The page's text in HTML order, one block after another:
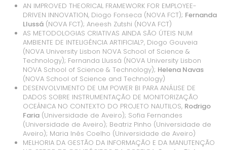
AN IMPROVED THEORICAL FRAMEWORK FOR EMPLOYEE-
DRIVEN INNOVATION, Diogo Fonseca (NOVA FCT); Fernanda
Llussá (NOVA FCT); Aneesh Zutshi (NOVA FCT)
AS METODOLOGIAS CRIATIVAS AINDA SÃO ÚTEIS NUM
AMBIENTE DE INTELIGÊNCIA ARTIFICIAL?, Diogo Gouveia
(NOVA University Lisbon NOVA School of Science &
Technology); Fernanda Llussá (NOVA University Lisbon
NOVA School of Science & Technology); Helena Navas
(NOVA School of Science and Technology)
DESENVOLVIMENTO DE UM POWER BI PARA ANÁLISE DE
DADOS SOBRE INSTRUMENTAÇÃO DE MONITORIZAÇÃO
OCEÂNICA NO CONTEXTO DO PROJETO NAUTILOS, Rodrigo
Faria (Universidade de Aveiro); Sofia Fernandes
(Universidade de Aveiro); Beatriz Pinho (Universidade de
Aveiro); Maria Inês Coelho (Universidade de Aveiro)
MELHORIA DA GESTÃO DA INFORMAÇÃO E DA MANUTENÇÃO